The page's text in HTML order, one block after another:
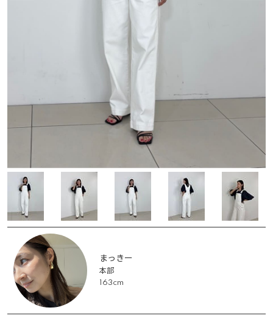
まっきー
本部
163cm